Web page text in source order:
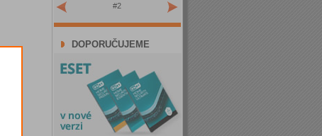
#2
DOPORUČUJEME